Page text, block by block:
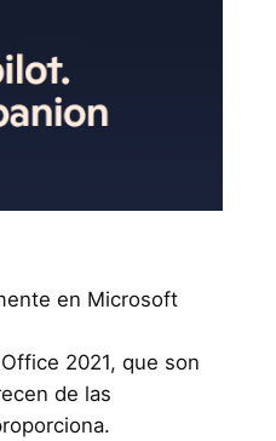
en Microsoft
2021, que son
de las